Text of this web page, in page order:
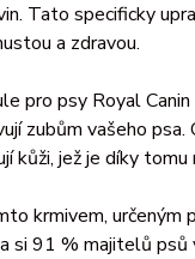
Tato specificky
a zdravou.
pro psy Royal
zubům vašeho
kůži, jež je díky
krmivem, určeným
si 91 % majitelů psů